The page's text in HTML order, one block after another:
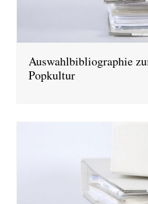
Auswahlbibliographie
Popkultur